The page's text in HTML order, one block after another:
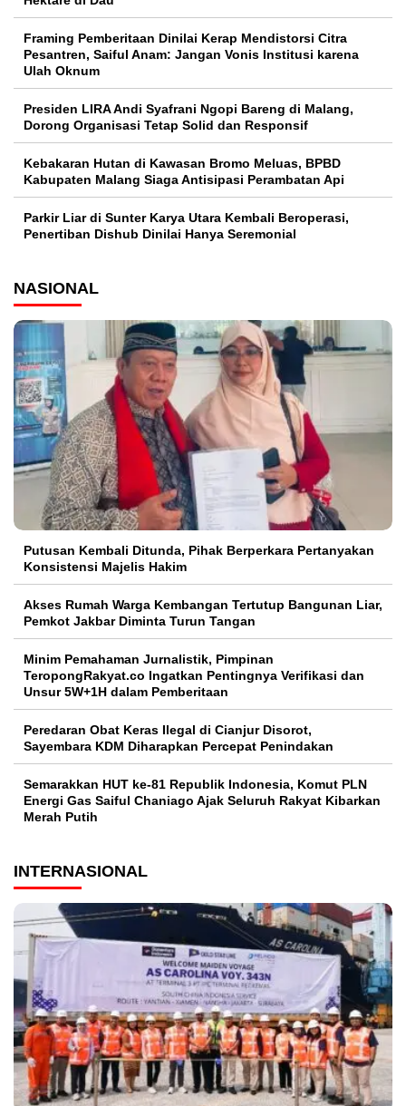
Framing Pemberitaan Dinilai Kerap Mendistorsi Citra
Pesantren, Saiful Anam: Jangan Vonis Institusi karena
Ulah Oknum
Presiden LIRA Andi Syafrani Ngopi Bareng di Malang,
Dorong Organisasi Tetap Solid dan Responsif
Kebakaran Hutan di Kawasan Bromo Meluas, BPBD
Kabupaten Malang Siaga Antisipasi Perambatan Api
Parkir Liar di Sunter Karya Utara Kembali Beroperasi,
Penertiban Dishub Dinilai Hanya Seremonial
NASIONAL
Putusan Kembali Ditunda, Pihak Berperkara Pertanyakan
Konsistensi Majelis Hakim
Akses Rumah Warga Kembangan Tertutup Bangunan Liar,
Pemkot Jakbar Diminta Turun Tangan
Minim Pemahaman Jurnalistik, Pimpinan
TeropongRakyat.co Ingatkan Pentingnya Verifikasi dan
Unsur 5W+1H dalam Pemberitaan
Peredaran Obat Keras Ilegal di Cianjur Disorot,
Sayembara KDM Diharapkan Percepat Penindakan
Semarakkan HUT ke-81 Republik Indonesia, Komut PLN
Energi Gas Saiful Chaniago Ajak Seluruh Rakyat Kibarkan
Merah Putih
INTERNASIONAL